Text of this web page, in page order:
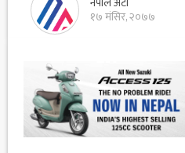
१७ मंसिर, २०७७